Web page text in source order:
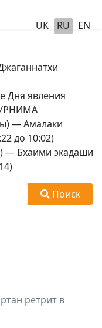
UK RU EN
Дня явления
— Амалаки
до 10:02)
— Бхаими экадаши
Поиск
ретрит в